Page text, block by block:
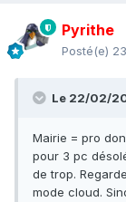
Pyrithe
Posté(e)
Le 22/02/
Mairie = pro
pour 3 pc
de trop.
mode cloud.